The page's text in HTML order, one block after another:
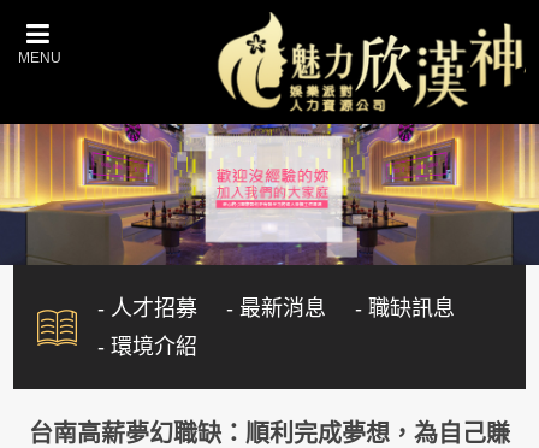
- 人才招募 - 最新消息
- 職缺訊息
- 環境介紹
台南高薪夢幻職缺：順利完成夢想，為自己賺